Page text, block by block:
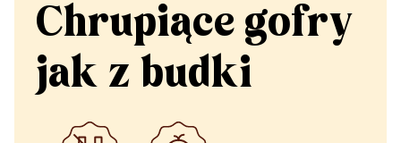
Chrupiące gofry
jak z budki